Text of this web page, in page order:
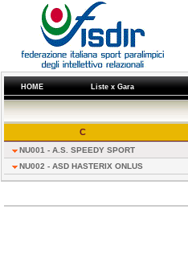
HOME Liste x Gara
C
NU001 - A.S. SPEEDY SPORT
NU002 - ASD HASTERIX ONLUS